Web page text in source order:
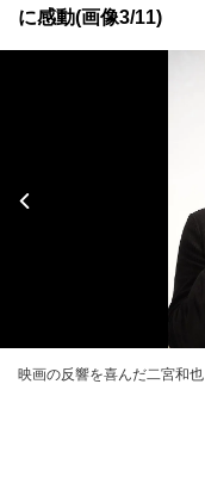
に感動(画像3/11)
映画の反響を喜んだ二宮和也